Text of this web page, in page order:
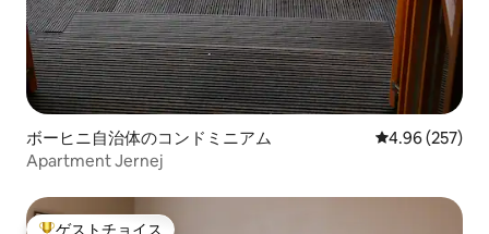
ボーヒニ自治体のコンドミニアム レビュー257
4.96 (257)
Apartment Jernej
ゲストチョイス